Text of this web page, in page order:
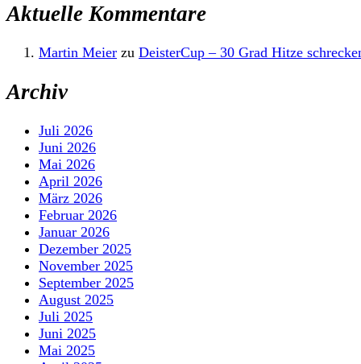
Aktuelle Kommentare
Martin Meier zu DeisterCup – 30 Grad Hitze
Archiv
Juli 2026
Juni 2026
Mai 2026
April 2026
März 2026
Februar 2026
Januar 2026
Dezember 2025
November 2025
September 2025
August 2025
Juli 2025
Juni 2025
Mai 2025